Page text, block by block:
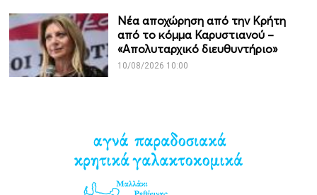
Νέα αποχώρηση από την Κρήτη
από το κόμμα Καρυστιανού –
«Απολυταρχικό διευθυντήριο»
10/08/2026 10:00